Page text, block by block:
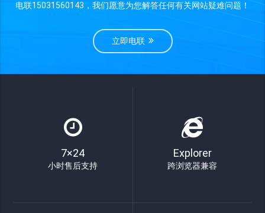
电联15031560143，我们愿意为您解答任何有关网站疑难问题！
立即电联
7×24
小时售后支持
Explorer
跨浏览器兼容